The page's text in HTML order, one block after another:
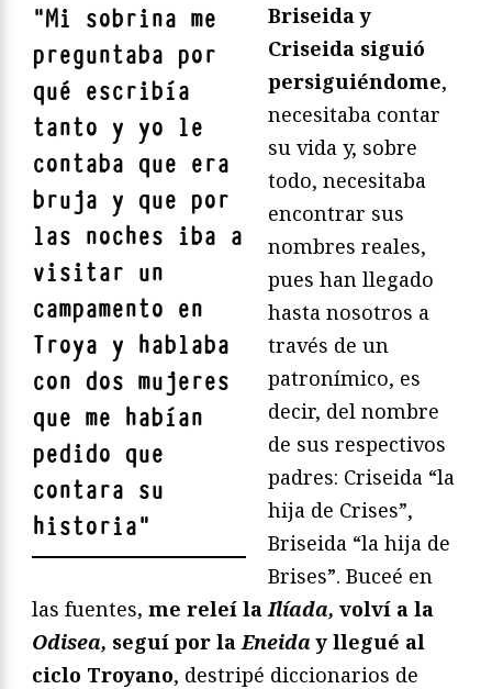
"Mi sobrina me
preguntaba por
qué escribía
tanto y yo le
contaba que era
bruja y que por
las noches iba a
visitar un
campamento en
Troya y hablaba
con dos mujeres
que me habían
pedido que
contara su
historia"
Briseida y
Criseida siguió
persiguiéndome,
necesitaba contar
su vida y, sobre
todo, necesitaba
encontrar sus
nombres reales,
pues han llegado
hasta nosotros a
través de un
patronímico, es
decir, del nombre
de sus respectivos
padres: Criseida “la
hija de Crises”,
Briseida “la hija de
Brises”. Buceé en
las fuentes, me releí la Ilíada, volví a la
Odisea, seguí por la Eneiday llegué al
ciclo Troyano, destripé diccionarios de